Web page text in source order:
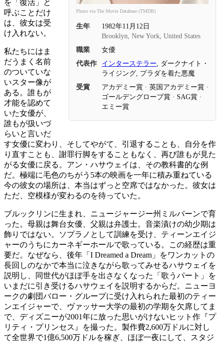
Photo via The Movie Database (TMDB)
生年
1982年11月12日
Brooklyn, New York, United States
職業
女優
代表作
インターステラー , ダークナイト・
ライジング, プラダを着た悪魔
受賞
アカデミー賞 · 英国アカデミー賞 ·
ゴールデングローブ賞 · SAG賞 ·
エミー賞
を「復活」と
呼ぶことだけ
は、彼女は受
け入れない。
私たちにはま
だうまく名前
のついていな
いスター像が
ある。誰もが
才能を認めて
いた女優が、
誰もが扱いづ
らいと言いだ
す女優に変わり、そしてやがて、引退することも、自分を作
り直すことも、謝罪行脚をすることもなく、再び誰もが見た
がる女優に戻る。アン・ハサウェイは、その教科書的な例
だ。極端に毛色のちがう5本の映画を一年に積み重ねている
今の彼女の場所は、本当はずっと空席ではなかった。彼女は
ただ、空模様が変わるのを待っていた。
ブルックリンに生まれ、ニュージャージー州ミルバーンで育
った。母親は舞台女優、父親は弁護士。音楽漬けの幼少期は
飾りではない。ソプラノとして訓練を受け、ティーンエイジ
ャーのうちにカーネギーホールで歌っている。この経歴は重
要だ。なぜなら、後年「I Dreamed a Dream」をワンカットの
長回しのなかで本当に泣きながら歌ってみせるハサウェイを
説明し、同世代がほぼ手を出さなくなった「歌うパート」を
いまだに引き受けるハサウェイを説明するからだ。ニューヨ
ークの劇団バロー・グループに受け入れられた最初のティー
ンエイジャーで、ヴァッサー大学の最初の学期を欠席してま
で、ディズニーが2001年に放った思いがけないヒット作『プ
リティ・プリンセス』を撮った。製作費2,600万ドルに対し
て全世界で1億6,500万ドルを稼ぎ、ほぼ一夜にして、スタジ